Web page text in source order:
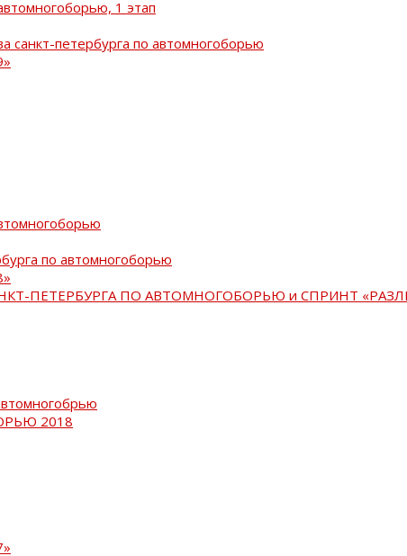
1 этап
санкт-петербурга по автомногоборью
по автомногоборью
ПЕТЕРБУРГА ПО АВТОМНОГОБОРЬЮ и СПРИНТ
2018